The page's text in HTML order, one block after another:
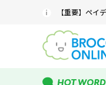
【重要】ペイ